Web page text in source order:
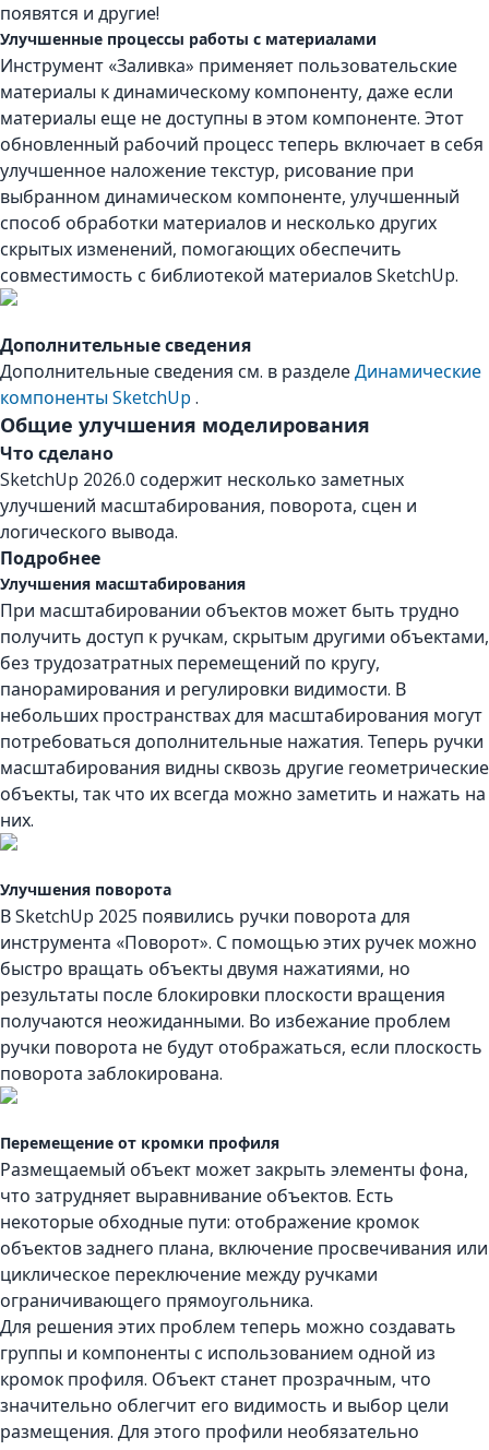
появятся и другие!
Улучшенные процессы работы с материалами
Инструмент «Заливка» применяет пользовательские
материалы к динамическому компоненту, даже если
материалы еще не доступны в этом компоненте. Этот
обновленный рабочий процесс теперь включает в себя
улучшенное наложение текстур, рисование при
выбранном динамическом компоненте, улучшенный
способ обработки материалов и несколько других
скрытых изменений, помогающих обеспечить
совместимость с библиотекой материалов SketchUp.
Дополнительные сведения
Дополнительные сведения см. в разделеДинамические
компоненты SketchUp .
Общие улучшения моделирования
Что сделано
SketchUp 2026.0 содержит несколько заметных
улучшений масштабирования, поворота, сцен и
логического вывода.
Подробнее
Улучшения масштабирования
При масштабировании объектов может быть трудно
получить доступ к ручкам, скрытым другими объектами,
без трудозатратных перемещений по кругу,
панорамирования и регулировки видимости. В
небольших пространствах для масштабирования могут
потребоваться дополнительные нажатия. Теперь ручки
масштабирования видны сквозь другие геометрические
объекты, так что их всегда можно заметить и нажать на
них.
Улучшения поворота
В SketchUp 2025 появились ручки поворота для
инструмента «Поворот». С помощью этих ручек можно
быстро вращать объекты двумя нажатиями, но
результаты после блокировки плоскости вращения
получаются неожиданными. Во избежание проблем
ручки поворота не будут отображаться, если плоскость
поворота заблокирована.
Перемещение от кромки профиля
Размещаемый объект может закрыть элементы фона,
что затрудняет выравнивание объектов. Есть
некоторые обходные пути: отображение кромок
объектов заднего плана, включение просвечивания или
циклическое переключение между ручками
ограничивающего прямоугольника.
Для решения этих проблем теперь можно создавать
группы и компоненты с использованием одной из
кромок профиля. Объект станет прозрачным, что
значительно облегчит его видимость и выбор цели
размещения. Для этого профили необязательно